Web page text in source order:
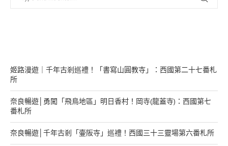
姬路漫遊｜千年古剎巡禮！「書寫山圓教寺」：西國第二十七番札
所
奈良暢遊│勇闖「飛鳥地區」明日香村！岡寺(龍蓋寺)：西國第七
番札所
奈良暢遊│千年古剎「壷阪寺」巡禮！西國三十三靈場第六番札所